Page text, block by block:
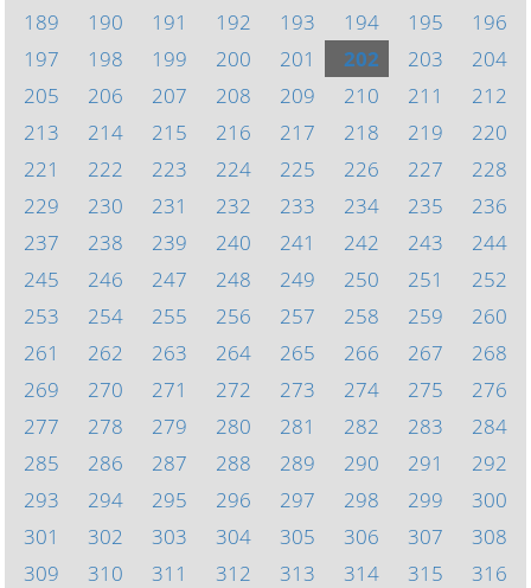
189
190 191 192 193 194 195
196
197
198 199 200 201 202 203
204
205
206 207 208 209 210 211
212
213
214 215 216 217 218 219
220
221
222 223 224 225 226 227
228
229
230 231 232 233 234 235
236
237
238 239 240 241 242 243
244
245
246 247 248 249 250 251
252
253
254 255 256 257 258 259
260
261
262 263 264 265 266 267
268
269
270 271 272 273 274 275
276
277
278 279 280 281 282 283
284
285
286 287 288 289 290 291
292
293
294 295 296 297 298 299
300
301
302 303 304 305 306 307
308
309
310 311 312 313 314 315
316